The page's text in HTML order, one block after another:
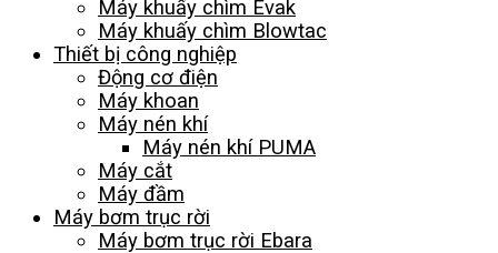
Máy khuấy chìm Evak
Máy khuấy chìm Blowtac
Thiết bị công nghiệp
Động cơ điện
Máy khoan
Máy nén khí
Máy nén khí PUMA
Máy cắt
Máy đầm
Máy bơm trục rời
Máy bơm trục rời Ebara